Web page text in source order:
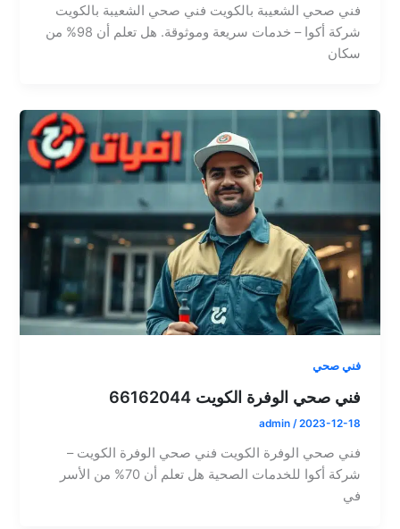
فني صحي الشعيبة بالكويت فني صحي الشعيبة بالكويت
شركة أكوا – خدمات سريعة وموثوقة. هل تعلم أن 98% من
سكان
فني صحي
فني صحي الوفرة الكويت 66162044
admin /2023-12-18
فني صحي الوفرة الكويت فني صحي الوفرة الكويت –
شركة أكوا للخدمات الصحية هل تعلم أن 70% من الأسر
في